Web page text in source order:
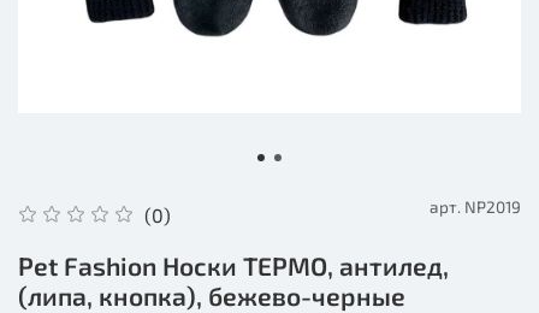
(0) арт. NP2019
Pet Fashion Носки ТЕРМО, антилед,
(липа, кнопка), бежево-черные